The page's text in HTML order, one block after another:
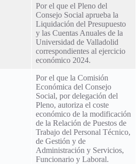
Por el que el Pleno del
Consejo Social aprueba la
Liquidación del Presupuesto
y las Cuentas Anuales de la
Universidad de Valladolid
correspondientes al ejercicio
económico 2024.
Por el que la Comisión
Económica del Consejo
Social, por delegación del
Pleno, autoriza el coste
económico de la modificación
de la Relación de Puestos de
Trabajo del Personal Técnico,
de Gestión y de
Administración y Servicios,
Funcionario y Laboral.